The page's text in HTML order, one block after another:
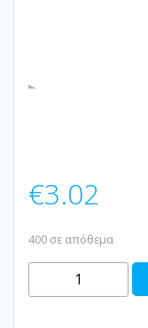
€3.02
400 σε απόθεμα
ΦΑΝΑΡΑΚΙ
ΡΕΣΩ